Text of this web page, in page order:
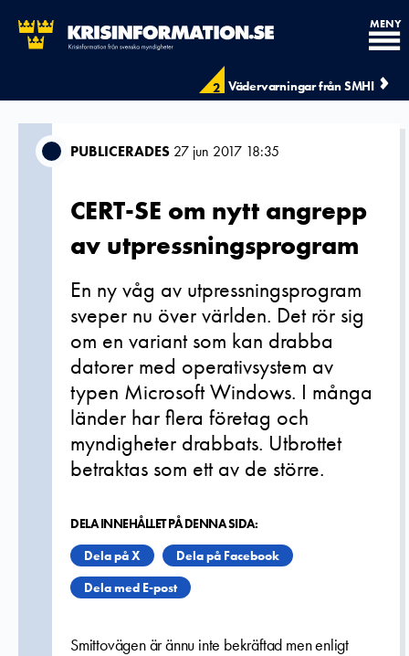
2 Vädervarningar från SMHI
MENY
PUBLICERADES 27 jun 2017 18:35
CERT-SE om nytt angrepp
av utpressningsprogram
En ny våg av utpressningsprogram
sveper nu över världen. Det rör sig
om en variant som kan drabba
datorer med operativsystem av
typen Microsoft Windows. I många
länder har flera företag och
myndigheter drabbats. Utbrottet
betraktas som ett av de större.
DELA INNEHÅLLET PÅ DENNA SIDA:
Dela på X
Dela på Facebook
Dela med E-post
Smittovägen är ännu inte bekräftad men enligt